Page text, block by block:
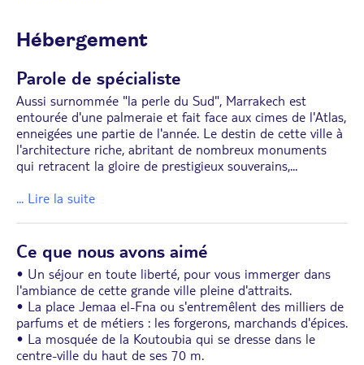
Hébergement
Parole de spécialiste
Aussi surnommée "la perle du Sud", Marrakech est
entourée d'une palmeraie et fait face aux cimes de l'Atlas,
enneigées une partie de l'année. Le destin de cette ville à
l'architecture riche, abritant de nombreux monuments
qui retracent la gloire de prestigieux souverains,...
... Lire la suite
Ce que nous avons aimé
• Un séjour en toute liberté, pour vous immerger dans
l'ambiance de cette grande ville pleine d'attraits.
• La place Jemaa el-Fna ou s'entremêlent des milliers de
parfums et de métiers : les forgerons, marchands d'épices.
• La mosquée de la Koutoubia qui se dresse dans le
centre-ville du haut de ses 70 m.